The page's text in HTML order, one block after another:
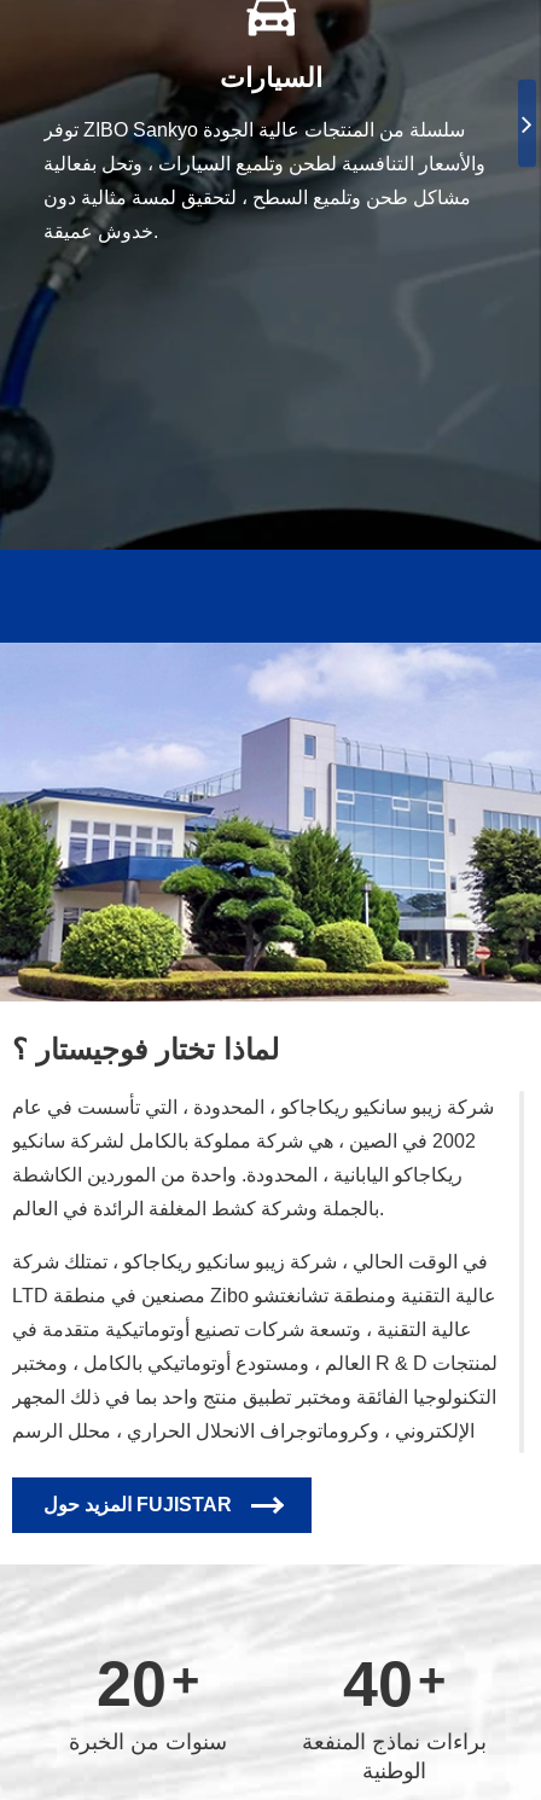
السيارات
توفر ZIBO Sankyo سلسلة من المنتجات عالية الجودة
والأسعار التنافسية لطحن وتلميع السيارات ، وتحل بفعالية
مشاكل طحن وتلميع السطح ، لتحقيق لمسة مثالية دون
خدوش عميقة.
لماذا تختار فوجيستار ؟
شركة زيبو سانكيو ريكاجاكو ، المحدودة ، التي تأسست في عام
2002 في الصين ، هي شركة مملوكة بالكامل لشركة سانكيو
ريكاجاكو اليابانية ، المحدودة. واحدة من الموردين الكاشطة
بالجملة وشركة كشط المغلفة الرائدة في العالم.
في الوقت الحالي ، شركة زيبو سانكيو ريكاجاكو ، تمتلك شركة
LTD مصنعين في منطقة Zibo عالية التقنية ومنطقة تشانغتشو
عالية التقنية ، وتسعة شركات تصنيع أوتوماتيكية متقدمة في
العالم ، ومستودع أوتوماتيكي بالكامل ، ومختبر R & D لمنتجات
التكنولوجيا الفائقة ومختبر تطبيق منتج واحد بما في ذلك المجهر
الإلكتروني ، وكروماتوجراف الانحلال الحراري ، محلل الرسم
مراقبة جودة المنتج وخدمات المستخدم. نحن شركة إقليمية
عالية التقنية ومنتجات الكشط التي لديها مركز R & D لتقنيات
إن إيثار الموارد وتقليل التأثير على البيئة باستمرار هما مفاهيمنا
لاستخدام حماية البيئة والموارد المتجددة لإنتاج المنتجات ،
والامتثال للوائح البيئية وإيلاء الاهتمام لحماية البيئة والعمل مع
المستخدمين لإنشاء منتجات خالية من الغبار أو تعمل باستمرار
على تحسين بيئة الطحن ، وتحسين كفاءة الطحن وتحسين جودة
المزيد حول FUJISTAR
20
سنوات من الخبرة
40
براءات نماذج المنفعة
الوطنية